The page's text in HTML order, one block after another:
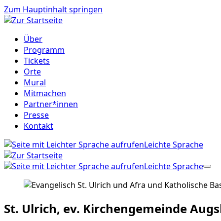
Zum Hauptinhalt springen
Über
Programm
Tickets
Orte
Mural
Mitmachen
Partner*innen
Presse
Kontakt
Leichte Sprache
Leichte Sprache
St. Ulrich, ev. Kirchengemeinde